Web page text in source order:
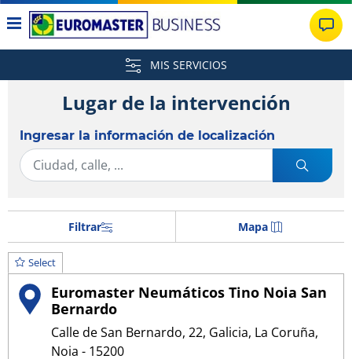
MIS SERVICIOS
Lugar de la intervención
Ingresar la información de localización
Filtrar Mapa
Select
Euromaster Neumáticos Tino Noia San
Bernardo
Calle de San Bernardo, 22, Galicia, La Coruña,
Noia - 15200